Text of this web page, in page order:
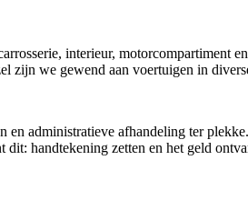
interieur, motorcompartiment
zijn we gewend aan voertuigen in
administratieve afhandeling ter
handtekening zetten en het geld